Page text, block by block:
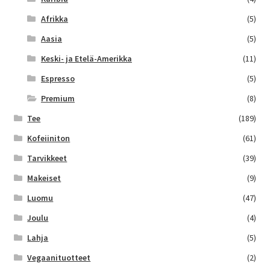
Afrikka
(5)
Aasia
(5)
Keski- ja Etelä-Amerikka
(11)
Espresso
(5)
Premium
(8)
Tee
(189)
Kofeiiniton
(61)
Tarvikkeet
(39)
Makeiset
(9)
Luomu
(47)
Joulu
(4)
Lahja
(5)
Vegaanituotteet
(2)